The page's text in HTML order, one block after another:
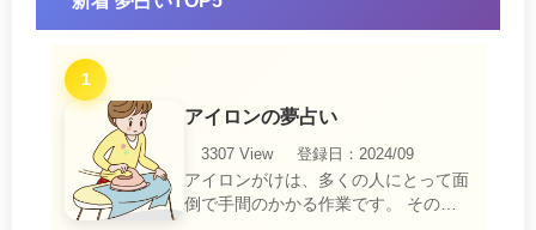
1
アイロンの夢占い
3307 View
登録日：2024/09
アイロンがけは、多くの人にとって面
倒で手間のかかる作業です。 そのた